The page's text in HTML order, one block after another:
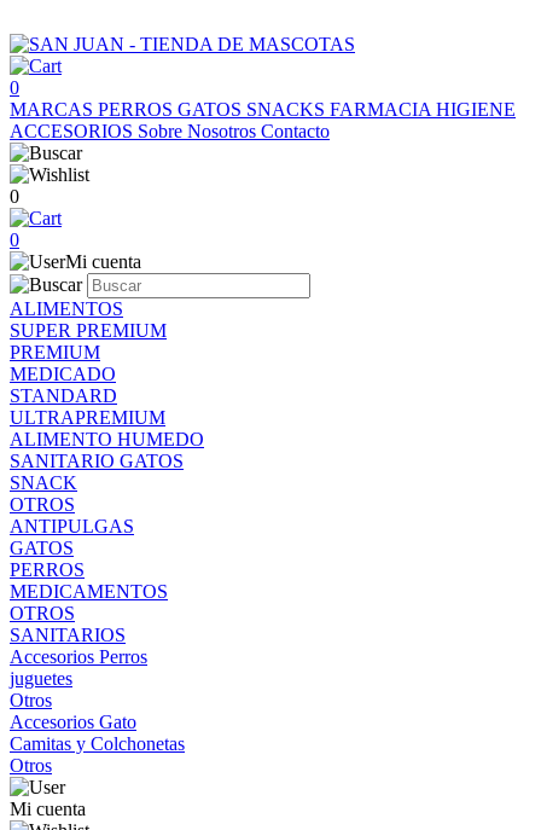
0
MARCAS PERROS GATOS SNACKS FARMACIA HIGIENE
ACCESORIOS Sobre Nosotros Contacto
0
0
Mi cuenta
ALIMENTOS
SUPER PREMIUM
PREMIUM
MEDICADO
STANDARD
ULTRAPREMIUM
ALIMENTO HUMEDO
SANITARIO GATOS
SNACK
OTROS
ANTIPULGAS
GATOS
PERROS
MEDICAMENTOS
OTROS
SANITARIOS
Accesorios Perros
juguetes
Otros
Accesorios Gato
Camitas y Colchonetas
Otros
Mi cuenta